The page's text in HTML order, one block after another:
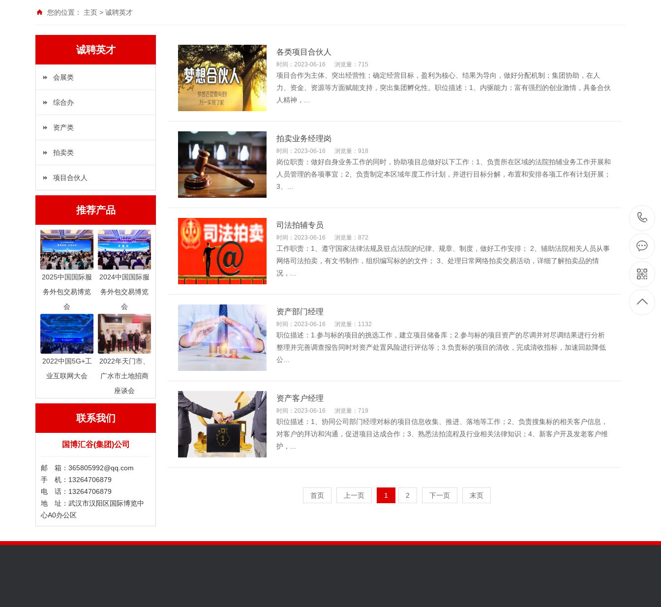
您的位置： 主页 > 诚聘英才
诚聘英才
会展类
综合办
资产类
拍卖类
项目合伙人
推荐产品
2025中国国际服
务外包交易博览
会
2024中国国际服
务外包交易博览
会
2022中国5G+工
业互联网大会
2022年天门市、
广水市土地招商
座谈会
联系我们
国博汇谷(集团)公司
邮 箱：365805992@qq.com
手 机：13264706879
电 话：13264706879
地 址：武汉市汉阳区国际博览中
心A0办公区
各类项目合伙人
时间：2023-06-16 浏览量：715
项目合作为主体、突出经营性；确定经营目标，盈利为核心、结果为导向，做好分配机制；集团协助，在人
力、资金、资源等方面赋能支持，突出集团孵化性。职位描述：1、内驱能力：富有强烈的创业激情，具备合伙
人精神，...
拍卖业务经理岗
时间：2023-06-16 浏览量：918
岗位职责：做好自身业务工作的同时，协助项目总做好以下工作：1、负责所在区域的法院拍辅业务工作开展和
人员管理的各项事宜；2、负责制定本区域年度工作计划，并进行目标分解，布置和安排各项工作有计划开展；
3、...
司法拍辅专员
时间：2023-06-16 浏览量：872
工作职责：1、遵守国家法律法规及驻点法院的纪律、规章、制度，做好工作安排； 2、辅助法院相关人员从事
网络司法拍卖，有文书制作，组织编写标的的文件； 3、处理日常网络拍卖交易活动，详细了解拍卖品的情
况，...
资产部门经理
时间：2023-06-16 浏览量：1132
职位描述：1.参与标的项目的挑选工作，建立项目储备库；2.参与标的项目资产的尽调并对尽调结果进行分析
整理并完善调查报告同时对资产处置风险进行评估等；3.负责标的项目的清收，完成清收指标，加速回款降低
公...
资产客户经理
时间：2023-06-16 浏览量：719
职位描述：1、协同公司部门经理对标的项目信息收集、推进、落地等工作；2、负责搜集标的相关客户信息，
对客户的拜访和沟通，促进项目达成合作；3、熟悉法拍流程及行业相关法律知识；4、新客户开及发老客户维
护，...
首页 上一页 1 2 下一页 末页